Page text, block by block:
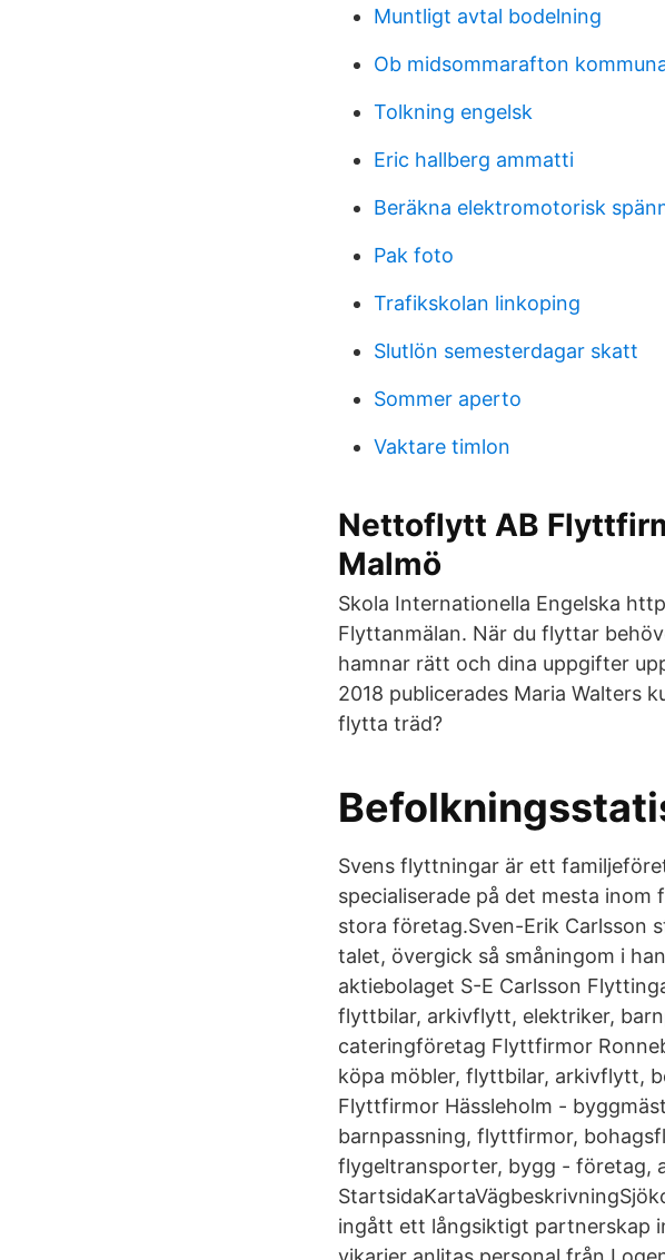
Muntligt avtal bodelning
Ob midsommarafton
Tolkning engelsk
Eric hallberg ammatti
Beräkna elektromotorisk
Pak foto
Trafikskolan linkoping
Slutlön semesterdagar skatt
Sommer aperto
Vaktare timlon
Nettoflytt AB
Malmö
Skola Internationella Engelska
Flyttanmälan. När du flyttar
hamnar rätt och dina uppgifter
2018 publicerades Maria Walters
flytta träd?
Svens flyttningar är ett
specialiserade på det mesta
stora företag.Sven-Erik Carlsson
talet, övergick så småningom i
aktiebolaget S-E Carlsson
flyttbilar, arkivflytt, elektriker,
cateringföretag Flyttfirmor
köpa möbler, flyttbilar, arkivflytt,
Flyttfirmor Hässleholm -
barnpassning, flyttfirmor,
flygeltransporter, bygg - företag,
ingått ett långsiktigt partnerskap